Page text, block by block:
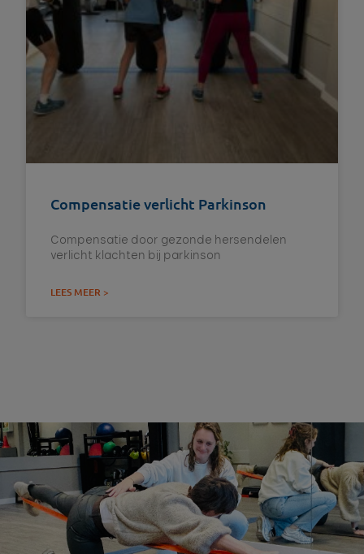
Compensatie verlicht Parkinson
Compensatie door gezonde hersendelen
verlicht klachten bij parkinson
LEES MEER >